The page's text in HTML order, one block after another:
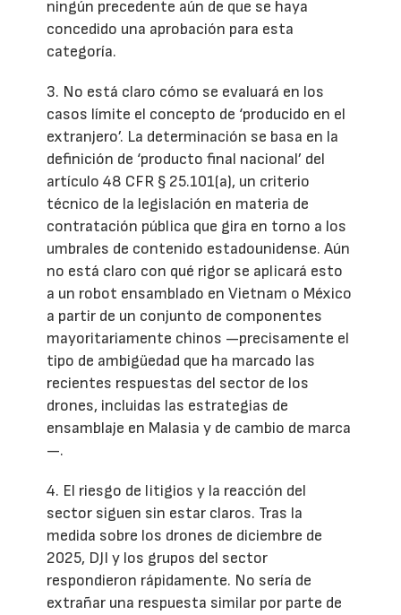
ningún precedente aún de que se haya
concedido una aprobación para esta
categoría.
3. No está claro cómo se evaluará en los
casos límite el concepto de ‘producido en el
extranjero’. La determinación se basa en la
definición de ‘producto final nacional’ del
artículo 48 CFR § 25.101(a), un criterio
técnico de la legislación en materia de
contratación pública que gira en torno a los
umbrales de contenido estadounidense. Aún
no está claro con qué rigor se aplicará esto
a un robot ensamblado en Vietnam o México
a partir de un conjunto de componentes
mayoritariamente chinos —precisamente el
tipo de ambigüedad que ha marcado las
recientes respuestas del sector de los
drones, incluidas las estrategias de
ensamblaje en Malasia y de cambio de marca
—.
4. El riesgo de litigios y la reacción del
sector siguen sin estar claros. Tras la
medida sobre los drones de diciembre de
2025, DJI y los grupos del sector
respondieron rápidamente. No sería de
extrañar una respuesta similar por parte de